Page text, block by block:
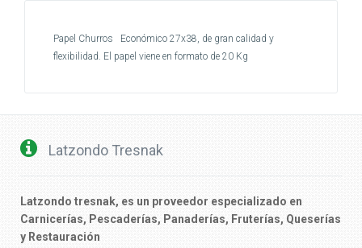
Papel Churros Económico 27x38, de gran calidad y
flexibilidad. El papel viene en formato de 20 Kg
Latzondo Tresnak
Latzondo tresnak, es un proveedor especializado en
Carnicerías, Pescaderías, Panaderías, Fruterías, Queserías
y Restauración